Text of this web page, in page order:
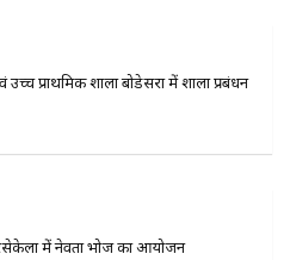
उच्च प्राथमिक शाला बोडेसरा में शाला प्रबंधन
में नेवता भोज का आयोजन